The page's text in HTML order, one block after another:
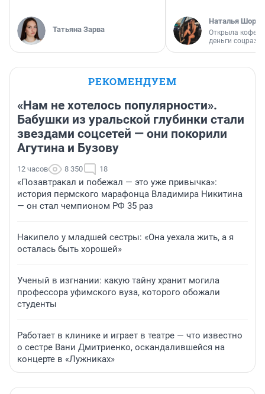
Татьяна Зарва
Наталья
Открыла
деньги
РЕКОМЕНДУЕМ
«Нам не хотелось популярности».
Бабушки из уральской глубинки стали
звездами соцсетей — они покорили
Агутина и Бузову
12 часов 8 350 18
«Позавтракал и побежал — это уже привычка»:
история пермского марафонца Владимира Никитина
— он стал чемпионом РФ 35 раз
Накипело у младшей сестры: «Она уехала жить, а я
осталась быть хорошей»
Ученый в изгнании: какую тайну хранит могила
профессора уфимского вуза, которого обожали
студенты
Работает в клинике и играет в театре — что известно
о сестре Вани Дмитриенко, оскандалившейся на
концерте в «Лужниках»